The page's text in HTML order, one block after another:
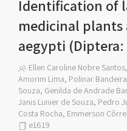
Identification of
medicinal plants
aegypti (Diptera:
Ellen Caroline Nobre
Amorim Lima, Polinar
Souza, Genilda de Andrade
Janis Lunier de Souza, Pedro
Costa Rocha, Emmerson
e1619